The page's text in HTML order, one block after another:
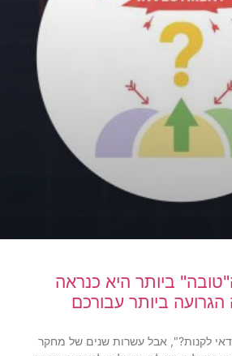
ביותר היא כנראה
ביותר עבורכם
לקנות?", אבל עשרות שנים של מחקר